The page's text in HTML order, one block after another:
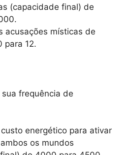
(capacidade final) de
acusações místicas de
para 12.
frequência de
energético para ativar
os mundos